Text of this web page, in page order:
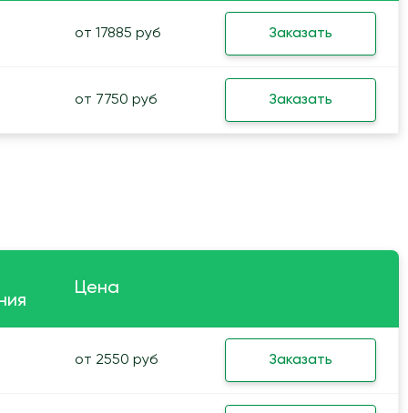
от 17885 руб Заказать
от 7750 руб Заказать
Цена
от 2550 руб Заказать